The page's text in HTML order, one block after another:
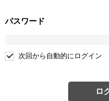
パスワード
次回から自動的にログイン
ロ